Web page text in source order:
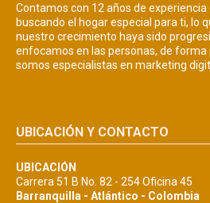
Contamos con 12 años de
buscando el hogar especial para ti, lo
nuestro crecimiento haya sido
enfocamos en las personas, de
somos especialistas en marketing
UBICACIÓN Y CONTACTO
UBICACIÓN
Carrera 51 B No. 82 - 254 Oficina 45
Barranquilla - Atlántico - Colombia